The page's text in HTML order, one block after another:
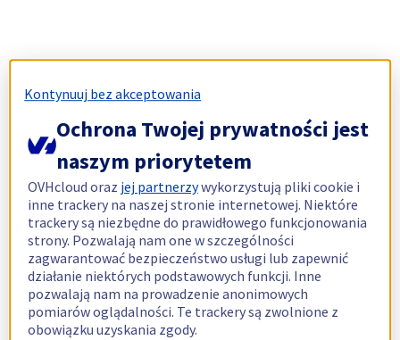
Kontynuuj bez akceptowania
Ochrona Twojej prywatności jest
naszym priorytetem
OVHcloud oraz jej partnerzywykorzystują pliki cookie i
inne trackery na naszej stronie internetowej. Niektóre
trackery są niezbędne do prawidłowego funkcjonowania
strony. Pozwalają nam one w szczególności
zagwarantować bezpieczeństwo usługi lub zapewnić
działanie niektórych podstawowych funkcji. Inne
pozwalają nam na prowadzenie anonimowych
pomiarów oglądalności. Te trackery są zwolnione z
obowiązku uzyskania zgody.